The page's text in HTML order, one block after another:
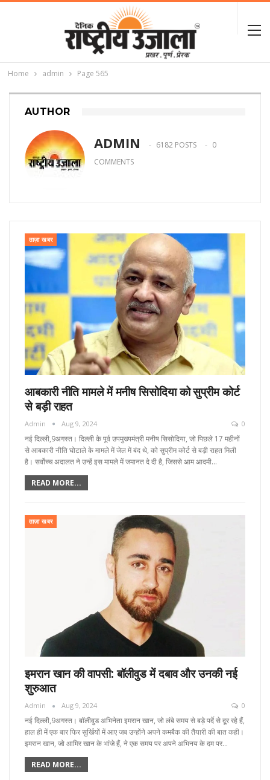
Home admin Page 565
AUTHOR
ADMIN 6182 POSTS
0
COMMENTS
ताज़ा खबर
आबकारी नीति मामले में मनीष सिसोदिया को सुप्रीम कोर्ट
से बड़ी राहत
Admin Aug 9, 2024 0
नई दिल्ली,9अगस्त। दिल्ली के पूर्व उपमुख्यमंत्री मनीष सिसोदिया, जो पिछले 17 महीनों
से आबकारी नीति घोटाले के मामले में जेल में बंद थे, को सुप्रीम कोर्ट से बड़ी राहत मिली
है। सर्वोच्च अदालत ने उन्हें इस मामले में जमानत दे दी है, जिससे आम आदमी…
READ MORE...
ताज़ा खबर
इमरान खान की वापसी: बॉलीवुड में दबाव और उनकी नई
शुरुआत
Admin Aug 9, 2024 0
नई दिल्ली,9अगस्त। बॉलीवुड अभिनेता इमरान खान, जो लंबे समय से बड़े पर्दे से दूर रहे हैं,
हाल ही में एक बार फिर सुर्खियों में आए जब उन्होंने अपने कमबैक की तैयारी की बात कही।
इमरान खान, जो आमिर खान के भांजे हैं, ने एक समय पर अपने अभिनय के दम पर…
READ MORE...